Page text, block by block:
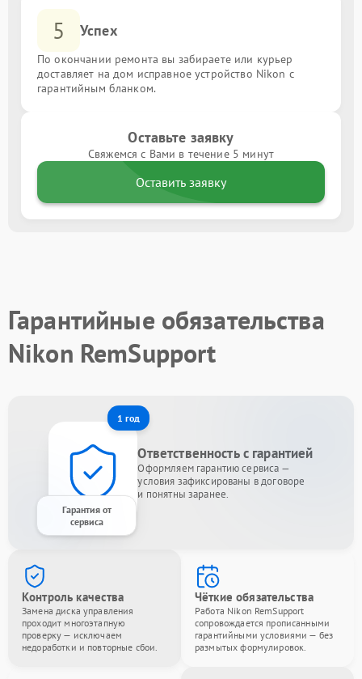
5 Успех
По окончании ремонта вы забираете или курьер
доставляет на дом исправное устройство Nikon с
гарантийным бланком.
Оставьте заявку
Свяжемся с Вами в течение 5 минут
Оставить заявку
Гарантийные обязательства
Nikon RemSupport
1 год
Гарантия от
сервиса
Ответственность с гарантией
Оформляем гарантию сервиса —
условия зафиксированы в договоре
и понятны заранее.
Контроль качества
Замена диска управления
проходит многоэтапную
проверку — исключаем
недоработки и повторные сбои.
Чёткие обязательства
Работа Nikon RemSupport
сопровождается прописанными
гарантийными условиями — без
размытых формулировок.